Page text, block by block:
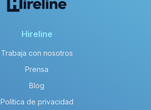
Hireline
Trabaja con nosotros
Prensa
Blog
Política de privacidad